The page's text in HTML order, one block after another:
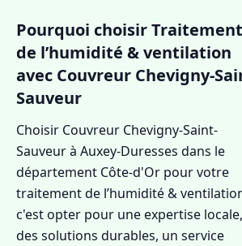
Pourquoi choisir Traitement
de l’humidité & ventilation
avec Couvreur Chevigny-
Sauveur
Choisir Couvreur Chevigny-Saint-
Sauveur à Auxey-Duresses dans le
département Côte-d'Or pour votre
traitement de l’humidité &
c'est opter pour une expertise locale,
des solutions durables, un service